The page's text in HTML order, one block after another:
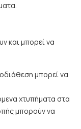
και μπορεί να
μπορεί να
χτυπήματα στα
μπορούν να